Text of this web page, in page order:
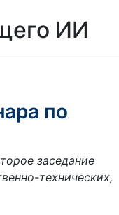
ИИ
по
заседание
технических,